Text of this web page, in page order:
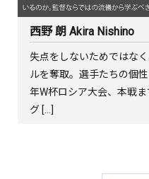
西野 朗 Akira Nishino
失点をしないためではな
ルを奪取。選手たちの個
年W杯ロシア大会、本戦
グ […]